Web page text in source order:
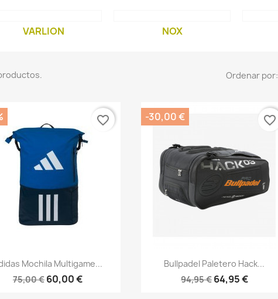
VARLION NOX
Ordenar por:
Vista rápida
Mochila Multigame...
75,00 € 60,00 €
favorite_border
Vista rápida
Bullpadel Paletero Hack...
94,95 € 64,95 €
-30,00 € favorite_border